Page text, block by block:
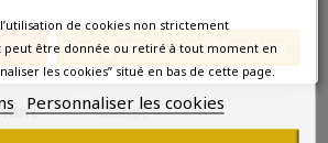
Enregistrer les modifications
Rouge
Vin d'exception
Merlot
de cookies non strictement
peut être donnée ou retiré à tout moment en
les cookies” situé en bas de cette page.
Personnaliser les cookies